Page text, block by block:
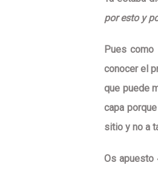
por esto y
Pues
conocer el
que puede
capa
sitio y no a
Os apuesto